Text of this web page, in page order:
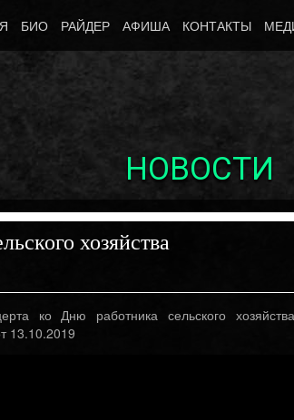
БИО РАЙДЕР АФИША КОНТАКТЫ
НОВОСТИ
хозяйства
ко Дню работника сельского
13.10.2019